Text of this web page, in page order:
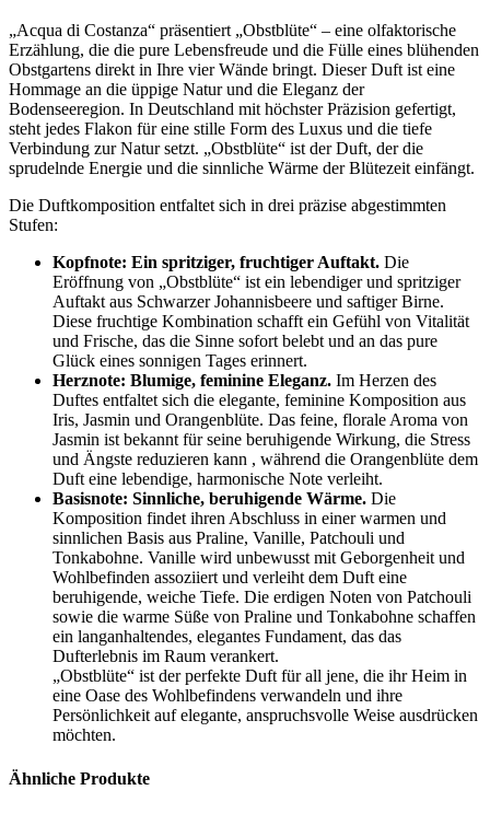
„Acqua di Costanza“ präsentiert „Obstblüte“ – eine olfaktorische
Erzählung, die die pure Lebensfreude und die Fülle eines blühenden
Obstgartens direkt in Ihre vier Wände bringt. Dieser Duft ist eine
Hommage an die üppige Natur und die Eleganz der
Bodenseeregion. In Deutschland mit höchster Präzision gefertigt,
steht jedes Flakon für eine stille Form des Luxus und die tiefe
Verbindung zur Natur setzt. „Obstblüte“ ist der Duft, der die
sprudelnde Energie und die sinnliche Wärme der Blütezeit einfängt.
Die Duftkomposition entfaltet sich in drei präzise abgestimmten
Stufen:
Kopfnote: Ein spritziger, fruchtiger Auftakt. Die
Eröffnung von „Obstblüte“ ist ein lebendiger und spritziger
Auftakt aus Schwarzer Johannisbeere und saftiger Birne.
Diese fruchtige Kombination schafft ein Gefühl von Vitalität
und Frische, das die Sinne sofort belebt und an das pure
Glück eines sonnigen Tages erinnert.
Herznote: Blumige, feminine Eleganz. Im Herzen des
Duftes entfaltet sich die elegante, feminine Komposition aus
Iris, Jasmin und Orangenblüte. Das feine, florale Aroma von
Jasmin ist bekannt für seine beruhigende Wirkung, die Stress
und Ängste reduzieren kann , während die Orangenblüte dem
Duft eine lebendige, harmonische Note verleiht.
Basisnote: Sinnliche, beruhigende Wärme. Die
Komposition findet ihren Abschluss in einer warmen und
sinnlichen Basis aus Praline, Vanille, Patchouli und
Tonkabohne. Vanille wird unbewusst mit Geborgenheit und
Wohlbefinden assoziiert und verleiht dem Duft eine
beruhigende, weiche Tiefe. Die erdigen Noten von Patchouli
sowie die warme Süße von Praline und Tonkabohne schaffen
ein langanhaltendes, elegantes Fundament, das das
Dufterlebnis im Raum verankert.
„Obstblüte“ ist der perfekte Duft für all jene, die ihr Heim in
eine Oase des Wohlbefindens verwandeln und ihre
Persönlichkeit auf elegante, anspruchsvolle Weise ausdrücken
möchten.
Ähnliche Produkte